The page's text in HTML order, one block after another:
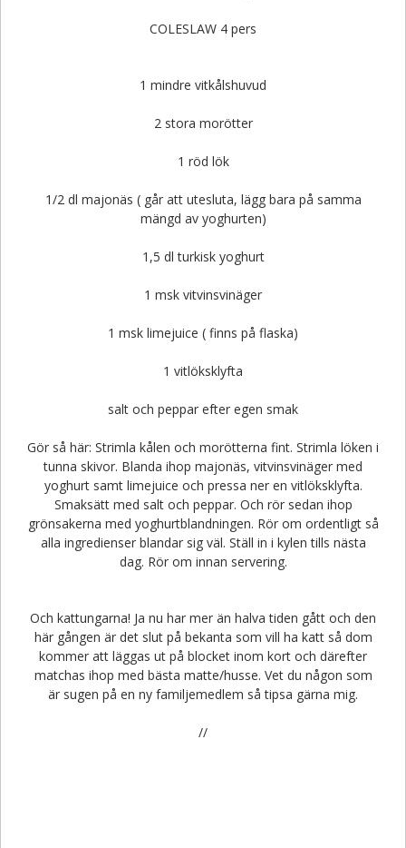
COLESLAW 4 pers
1 mindre vitkålshuvud
2 stora morötter
1 röd lök
1/2 dl majonäs ( går att utesluta, lägg bara på samma
mängd av yoghurten)
1,5 dl turkisk yoghurt
1 msk vitvinsvinäger
1 msk limejuice ( finns på flaska)
1 vitlöksklyfta
salt och peppar efter egen smak
Gör så här: Strimla kålen och morötterna fint. Strimla löken i
tunna skivor. Blanda ihop majonäs, vitvinsvinäger med
yoghurt samt limejuice och pressa ner en vitlöksklyfta.
Smaksätt med salt och peppar. Och rör sedan ihop
grönsakerna med yoghurtblandningen. Rör om ordentligt så
alla ingredienser blandar sig väl. Ställ in i kylen tills nästa
dag. Rör om innan servering.
Och kattungarna! Ja nu har mer än halva tiden gått och den
här gången är det slut på bekanta som vill ha katt så dom
kommer att läggas ut på blocket inom kort och därefter
matchas ihop med bästa matte/husse. Vet du någon som
är sugen på en ny familjemedlem så tipsa gärna mig.
//